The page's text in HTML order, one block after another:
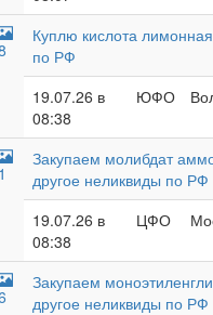
Куплю кислота
по РФ
19.07.26 в
08:38
ЮФО
1
Закупаем молибдат
другое неликвиды по РФ
19.07.26 в
08:38
ЦФО
Закупаем
другое неликвиды по РФ